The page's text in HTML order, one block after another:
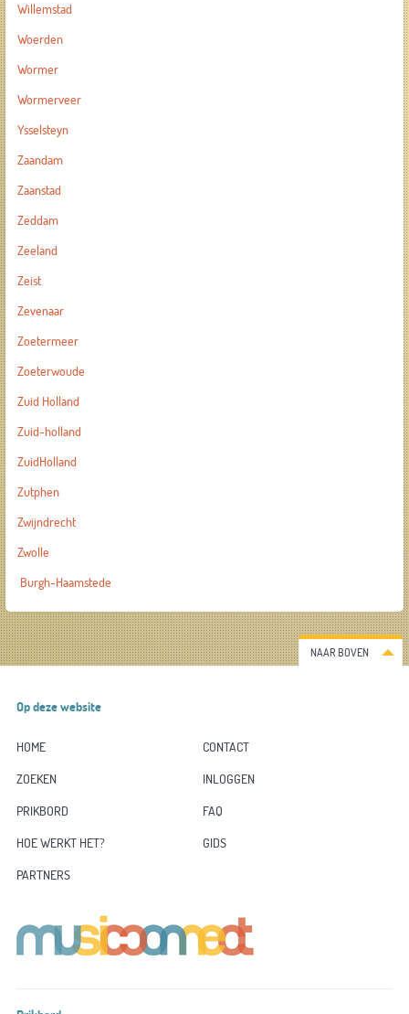
Willemstad
Woerden
Wormer
Wormerveer
Ysselsteyn
Zaandam
Zaanstad
Zeddam
Zeeland
Zeist
Zevenaar
Zoetermeer
Zoeterwoude
Zuid Holland
Zuid-holland
ZuidHolland
Zutphen
Zwijndrecht
Zwolle
Burgh-Haamstede
NAAR BOVEN
Op deze website
HOME
CONTACT
ZOEKEN
INLOGGEN
PRIKBORD
FAQ
HOE WERKT HET?
GIDS
PARTNERS